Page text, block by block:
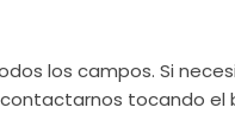
los campos. Si
tocando el